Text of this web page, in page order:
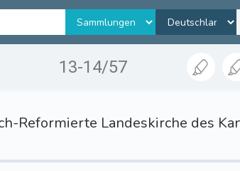
13-14/57
Reformierte Landeskirche des